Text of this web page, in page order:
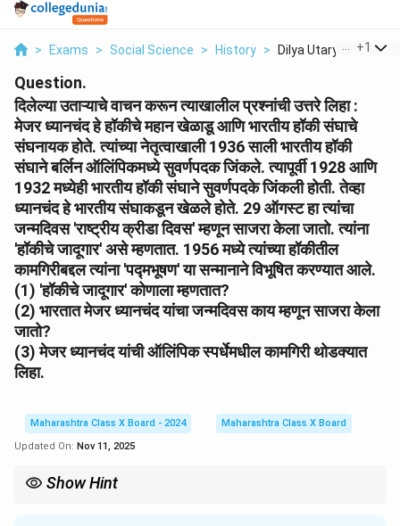
> Exams > Social Science > History > Dilya Utaryache
+1
Question.
दिलेल्या उताऱ्याचे वाचन करून त्याखालील प्रश्नांची उत्तरे लिहा :
मेजर ध्यानचंद हे हॉकीचे महान खेळाडू आणि भारतीय हॉकी संघाचे
संघनायक होते. त्यांच्या नेतृत्वाखाली 1936 साली भारतीय हॉकी
संघाने बर्लिन ऑलिंपिकमध्ये सुवर्णपदक जिंकले. त्यापूर्वी 1928 आणि
1932 मध्येही भारतीय हॉकी संघाने सुवर्णपदके जिंकली होती. तेव्हा
ध्यानचंद हे भारतीय संघाकडून खेळले होते. 29 ऑगस्ट हा त्यांचा
जन्मदिवस 'राष्ट्रीय क्रीडा दिवस' म्हणून साजरा केला जातो. त्यांना
'हॉकीचे जादूगार' असे म्हणतात. 1956 मध्ये त्यांच्या हॉकीतील
कामगिरीबद्दल त्यांना 'पद्मभूषण' या सन्मानाने विभूषित करण्यात आले.
(1) 'हॉकीचे जादूगार' कोणाला म्हणतात?
(2) भारतात मेजर ध्यानचंद यांचा जन्मदिवस काय म्हणून साजरा केला
जातो?
(3) मेजर ध्यानचंद यांची ऑलिंपिक स्पर्धेमधील कामगिरी थोडक्यात
लिहा.
Maharashtra Class X Board - 2024
Maharashtra Class X Board
Updated On: Nov 11, 2025
Show Hint